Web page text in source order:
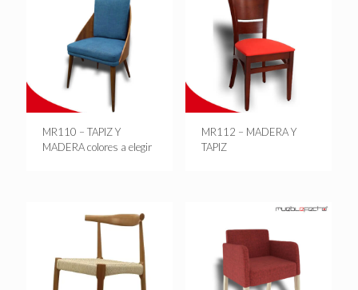
MR110 – TAPIZ Y
MADERA colores a elegir
MR112 – MADERA Y
TAPIZ